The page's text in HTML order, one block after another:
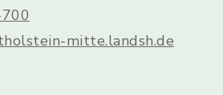
mitte.landsh.de